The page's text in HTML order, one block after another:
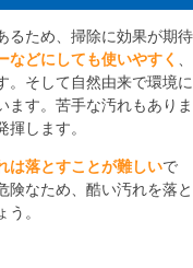
るため、掃除に効果が期待
などにしても使いやすく
。そして自然由来で環境に
ます。苦手な汚れもありま
します。
は落とすことが難しいで
険なため、酷い汚れを落と
。